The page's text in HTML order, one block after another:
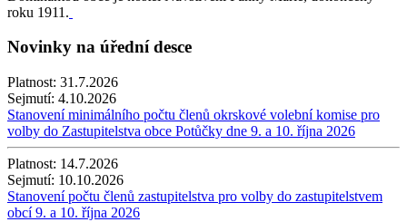
roku 1911.
Novinky na úřední desce
Platnost: 31.7.2026
Sejmutí: 4.10.2026
Stanovení minimálního počtu členů okrskové volební komise pro
volby do Zastupitelstva obce Potůčky dne 9. a 10. října 2026
Platnost: 14.7.2026
Sejmutí: 10.10.2026
Stanovení počtu členů zastupitelstva pro volby do zastupitelstvem
obcí 9. a 10. října 2026